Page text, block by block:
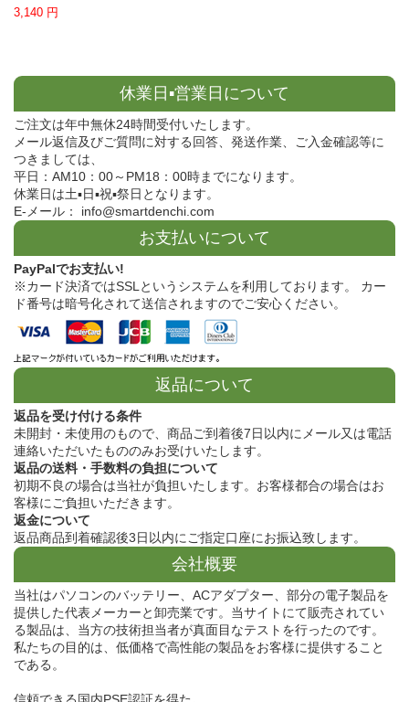
3,140 円
休業日▪営業日について
ご注文は年中無休24時間受付いたします。
メール返信及びご質問に対する回答、発送作業、ご入金確認等に
つきましては、
平日：AM10：00～PM18：00時までになります。
休業日は土▪日▪祝▪祭日となります。
E-メール： info@smartdenchi.com
お支払いについて
PayPalでお支払い!
※カード決済ではSSLというシステムを利用しております。 カー
ド番号は暗号化されて送信されますのでご安心ください。
返品について
返品を受け付ける条件
未開封・未使用のもので、商品ご到着後7日以内にメール又は電話
連絡いただいたもののみお受けいたします。
返品の送料・手数料の負担について
初期不良の場合は当社が負担いたします。お客様都合の場合はお
客様にご負担いただきます。
返金について
返品商品到着確認後3日以内にご指定口座にお振込致します。
会社概要
当社はパソコンのバッテリー、ACアダプター、部分の電子製品を
提供した代表メーカーと卸売業です。当サイトにて販売されてい
る製品は、当方の技術担当者が真面目なテストを行ったのです。
私たちの目的は、低価格で高性能の製品をお客様に提供すること
である。